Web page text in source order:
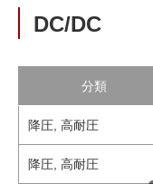
DC/DC
分類
降圧, 高耐圧
降圧, 高耐圧